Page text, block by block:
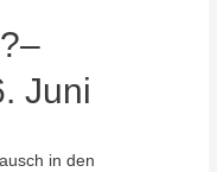
Juni
in den